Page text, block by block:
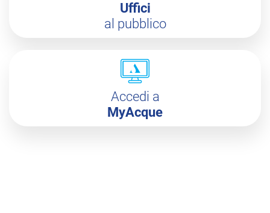
Uffici
al pubblico
Accedi a
MyAcque